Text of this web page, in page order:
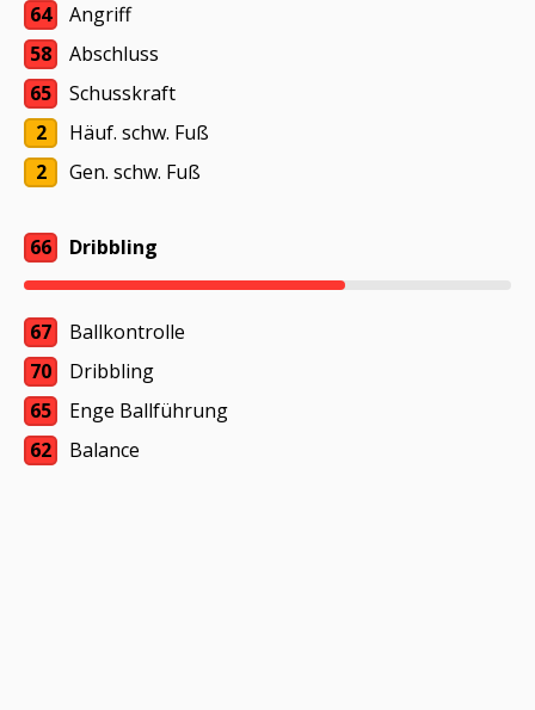
64
Angriff
58
Abschluss
65
Schusskraft
2
Häuf. schw. Fuß
2
Gen. schw. Fuß
66 Dribbling
67
Ballkontrolle
70
Dribbling
65
Enge Ballführung
62
Balance